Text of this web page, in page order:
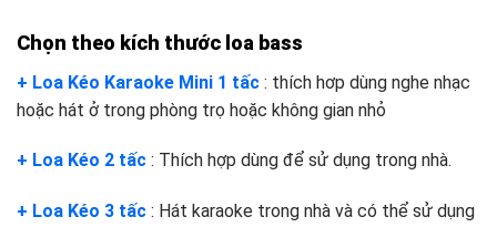
Chọn theo kích thước loa bass
+ Loa Kéo Karaoke Mini 1 tấc : thích hơp dùng nghe nhạc
hoặc hát ở trong phòng trọ hoặc không gian nhỏ
+ Loa Kéo 2 tấc : Thích hợp dùng để sử dụng trong nhà.
+ Loa Kéo 3 tấc : Hát karaoke trong nhà và có thể sử dụng